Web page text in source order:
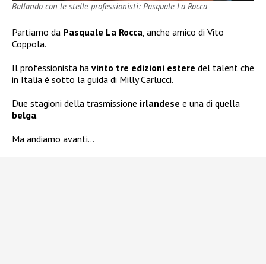
Ballando con le stelle professionisti: Pasquale La Rocca
Partiamo da Pasquale La Rocca, anche amico di Vito
Coppola.
Il professionista ha vinto tre edizioni estere del talent che
in Italia è sotto la guida di Milly Carlucci.
Due stagioni della trasmissione irlandese e una di quella
belga.
Ma andiamo avanti…